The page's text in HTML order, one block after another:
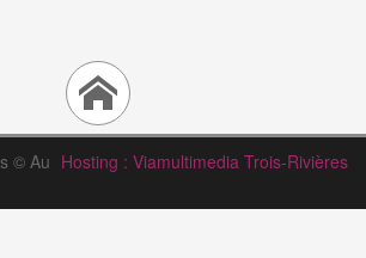
Hosting : Viamultimedia Trois-Rivières
© Au